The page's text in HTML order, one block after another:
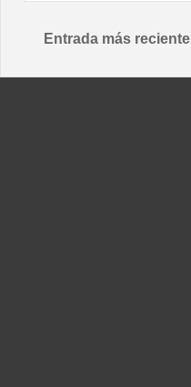
Entrada más reciente